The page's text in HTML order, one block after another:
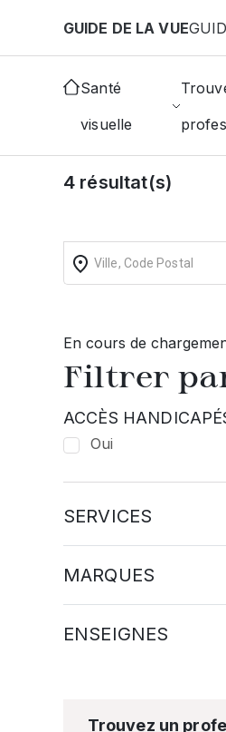
GUIDE DE LA VUE
Santé
visuelle
Accueil Choisir mon
4 résultat(s)
En cours de
Filtrer
ACCÈS
Oui
SERVICES
MARQUES
ENSEIGNES
Trouvez un